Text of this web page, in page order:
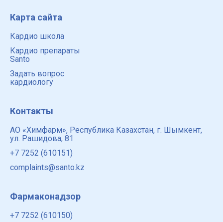
Карта сайта
Кардио школа
Кардио препараты
Santo
Задать вопрос
кардиологу
Контакты
АО «Химфарм», Республика Казахстан, г. Шымкент,
ул. Рашидова, 81
+7 7252 (610151)
complaints@santo.kz
Фармаконадзор
+7 7252 (610150)